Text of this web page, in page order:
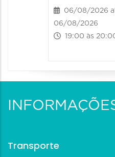
06/08/2026
06/08/2026
19:00 às
Transporte